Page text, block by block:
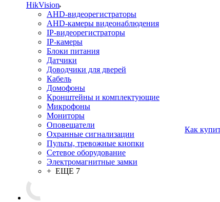
HikVision
AHD-видеорегистраторы
AHD-камеры видеонаблюдения
IP-видеорегистраторы
IP-камеры
Блоки питания
Датчики
Доводчики для дверей
Кабель
Домофоны
Кронштейны и комплектующие
Микрофоны
Мониторы
Оповещатели
Охранные сигнализации
Пульты, тревожные кнопки
Сетевое оборудование
Электромагнитные замки
+ ЕЩЕ 7
Как